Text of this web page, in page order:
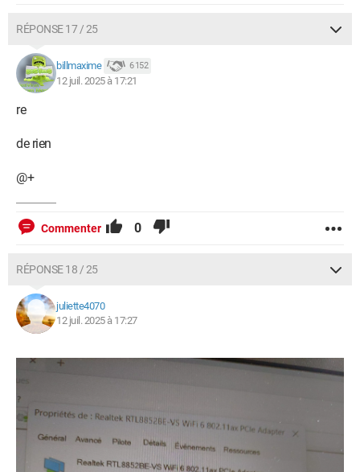
RÉPONSE 17 / 25
billmaxime 6 152
12 juil. 2025 à 17:21
re
de rien
@+
Commenter 0
RÉPONSE 18 / 25
juliette4070
12 juil. 2025 à 17:27